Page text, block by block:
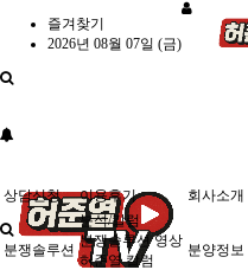
즐겨찾기
2026년 08월 07일 (금)
상담신청 이용후기 회사소개
분쟁솔루션
분석/칼럼
분쟁솔루션 영상
허준열 칼럼
분양정보